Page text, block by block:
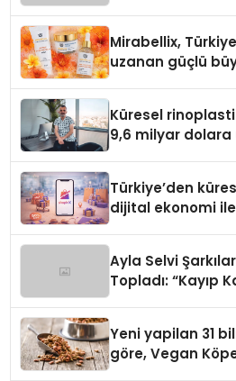
Mirabellix,
uzanan güçlü
Küresel rinoplasti
9,6 milyar dolara
Türkiye’den
dijital ekonomi
Ayla Selvi
Topladı: “Kayıp
Yeni yapilan 31
göre, Vegan